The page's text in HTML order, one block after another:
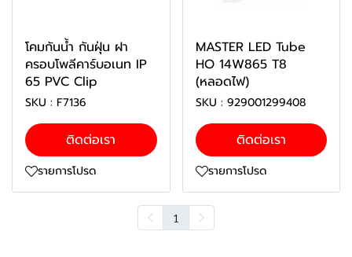
โคมกันน้ำ กันฝุ่น ฝา
ครอบโพลีคาร์บอเนท IP
65 PVC Clip
SKU : F7136
ติดต่อเรา
รายการโปรด
MASTER LED Tube
HO 14W865 T8
(หลอดไฟ)
SKU : 929001299408
ติดต่อเรา
รายการโปรด
1